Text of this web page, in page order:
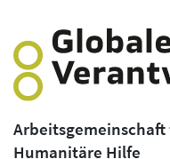
Humanitäre Hilfe